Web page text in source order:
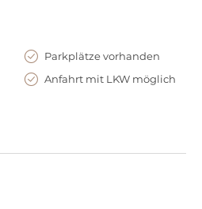
Parkplätze vorhanden
Anfahrt mit LKW möglich